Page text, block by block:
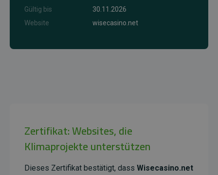
Gültig bis
30.11.2026
Website
wisecasino.net
Zertifikat: Websites, die
Klimaprojekte unterstützen
Dieses Zertifikat bestätigt, dass Wisecasino.net